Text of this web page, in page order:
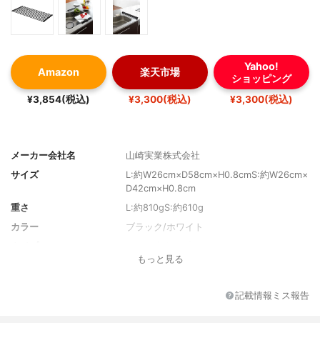
Amazon
¥3,854(税込)
楽天市場
¥3,300(税込)
Yahoo!
ショッピング
¥3,300(税込)
メーカー会社名
山崎実業株式会社
サイズ
L:約W26cm×D58cm×H0.8cmS:約W26cm×
D42cm×H0.8cm
重さ
L:約810gS:約610g
カラー
ブラック/ホワイト
本体：スチール(ユニクロメッキ+粉体塗装)
もっと見る
記載情報ミス報告